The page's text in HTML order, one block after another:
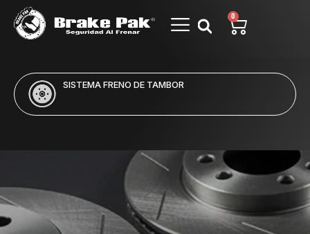
0
SISTEMA FRENO DE TAMBOR